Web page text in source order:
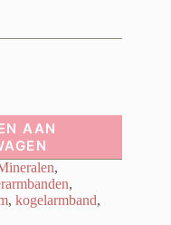
AAN
,
,
, kogelarmband,